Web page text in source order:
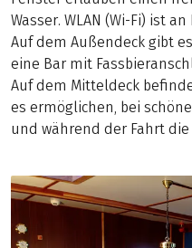
Wasser. WLAN (Wi-Fi) ist
Auf dem Außendeck gibt
eine Bar mit
Auf dem Mitteldeck
es ermöglichen, bei
und während der Fahrt